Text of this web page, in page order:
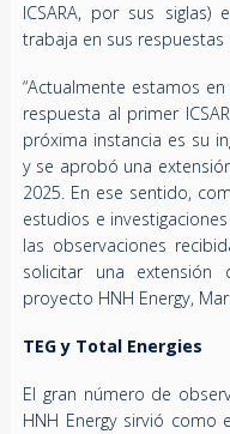
ICSARA, por sus
trabaja en sus
“Actualmente estamos
respuesta al primer
próxima instancia es su
y se aprobó una
2025. En ese sentido,
estudios e
las observaciones
solicitar una extensión
proyecto HNH Energy,
TEG y Total Energies
El gran número de
HNH Energy sirvió como